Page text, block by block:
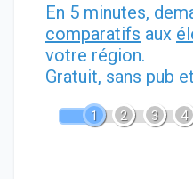
En 5 minutes,
comparatifs aux
votre région.
Gratuit, sans pub
1 2 3 4